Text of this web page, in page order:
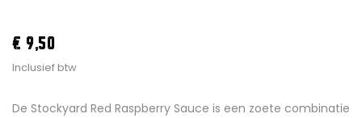
€ 9,50
Inclusief btw
De Stockyard Red Raspberry Sauce is een zoete combinatie